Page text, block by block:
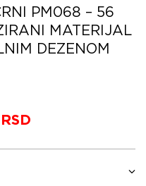
PM068 – 56
MATERIJAL
DEZENOM
RSD
је: